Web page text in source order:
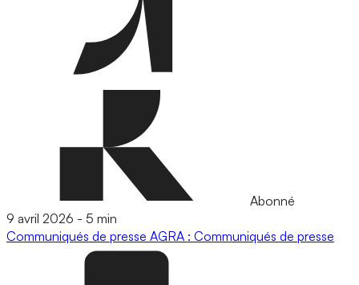
Abonné
9 avril 2026 - 5 min
Communiqués de presse AGRA : Communiqués de presse